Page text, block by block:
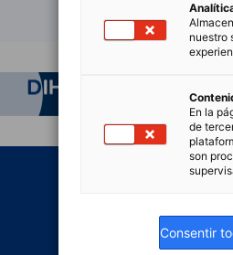
Ministerio Federal de Economía y
nuestro
En la
de
son
Consentir